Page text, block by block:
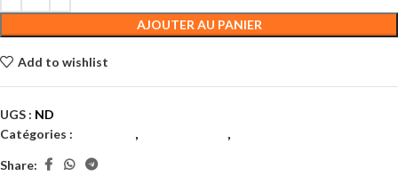
AJOUTER AU PANIER
Add to wishlist
UGS : ND
Catégories :
, ,
Share: